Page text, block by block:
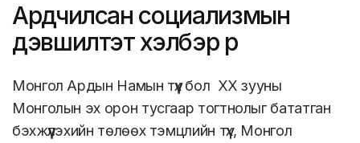
Ардчилсан социализмын
дэвшилтэт хэлбэр рүү
Монгол Ардын Намын түүх бол ХХ зууны
Монголын эх орон тусгаар тогтнолыг бататган
бэхжүүлэхийн төлөөх тэмцлийн түүх, Монгол